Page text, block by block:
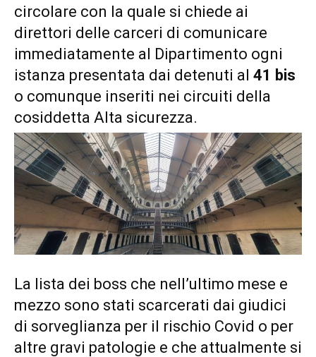
circolare con la quale si chiede ai
direttori delle carceri di comunicare
immediatamente al Dipartimento ogni
istanza presentata dai detenuti al 41 bis
o comunque inseriti nei circuiti della
cosiddetta Alta sicurezza.
La lista dei boss che nell’ultimo mese e
mezzo sono stati scarcerati dai giudici
di sorveglianza per il rischio Covid o per
altre gravi patologie e che attualmente si